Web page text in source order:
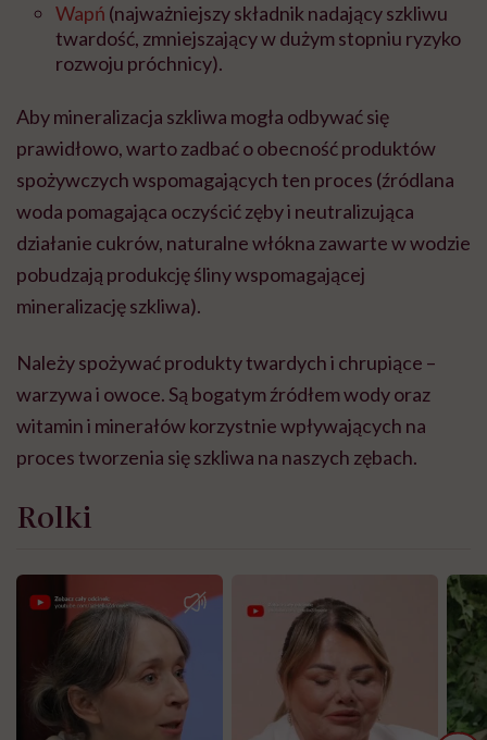
Wapń (najważniejszy składnik nadający szkliwu
twardość, zmniejszający w dużym stopniu ryzyko
rozwoju próchnicy).
Aby mineralizacja szkliwa mogła odbywać się
prawidłowo, warto zadbać o obecność produktów
spożywczych wspomagających ten proces (źródlana
woda pomagająca oczyścić zęby i neutralizująca
działanie cukrów, naturalne włókna zawarte w wodzie
pobudzają produkcję śliny wspomagającej
mineralizację szkliwa).
Należy spożywać produkty twardych i chrupiące –
warzywa i owoce. Są bogatym źródłem wody oraz
witamin i minerałów korzystnie wpływających na
proces tworzenia się szkliwa na naszych zębach.
Rolki